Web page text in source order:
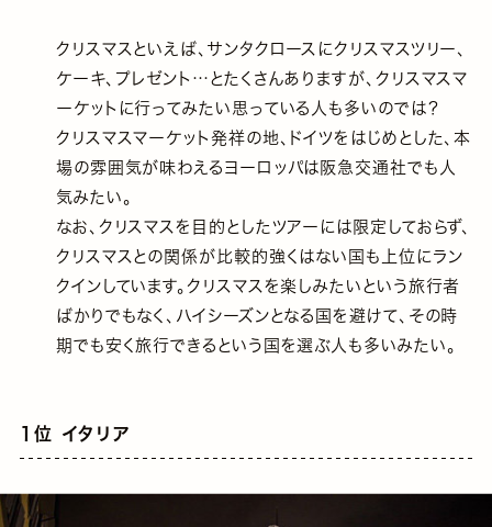
クリスマスといえば、サンタクロースにクリスマスツリー、
ケーキ、プレゼント…とたくさんありますが、クリスマスマ
ーケットに行ってみたい思っている人も多いのでは？
クリスマスマーケット発祥の地、ドイツをはじめとした、本
場の雰囲気が味わえるヨーロッパは阪急交通社でも人
気みたい。
なお、クリスマスを目的としたツアーには限定しておらず、
クリスマスとの関係が比較的強くはない国も上位にラン
クインしています。クリスマスを楽しみたいという旅行者
ばかりでもなく、ハイシーズンとなる国を避けて、その時
期でも安く旅行できるという国を選ぶ人も多いみたい。
1位 イタリア